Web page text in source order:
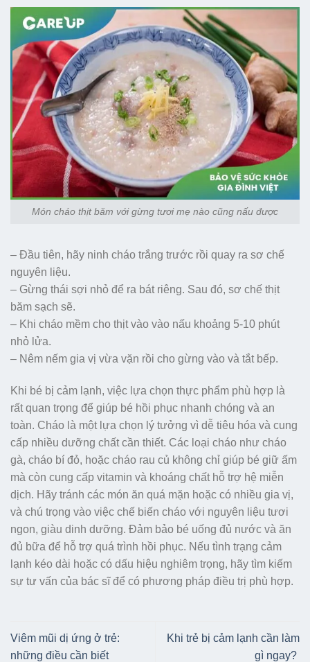
Món cháo thịt băm với gừng tươi mẹ nào cũng nấu được
– Đầu tiên, hãy ninh cháo trắng trước rồi quay ra sơ chế
nguyên liệu.
– Gừng thái sợi nhỏ để ra bát riêng. Sau đó, sơ chế thịt
băm sạch sẽ.
– Khi cháo mềm cho thịt vào vào nấu khoảng 5-10 phút
nhỏ lửa.
– Nêm nếm gia vị vừa vặn rồi cho gừng vào và tắt bếp.
Khi bé bị cảm lạnh, việc lựa chọn thực phẩm phù hợp là
rất quan trọng để giúp bé hồi phục nhanh chóng và an
toàn. Cháo là một lựa chọn lý tưởng vì dễ tiêu hóa và cung
cấp nhiều dưỡng chất cần thiết. Các loại cháo như cháo
gà, cháo bí đỏ, hoặc cháo rau củ không chỉ giúp bé giữ ấm
mà còn cung cấp vitamin và khoáng chất hỗ trợ hệ miễn
dịch. Hãy tránh các món ăn quá mặn hoặc có nhiều gia vị,
và chú trọng vào việc chế biến cháo với nguyên liệu tươi
ngon, giàu dinh dưỡng. Đảm bảo bé uống đủ nước và ăn
đủ bữa để hỗ trợ quá trình hồi phục. Nếu tình trạng cảm
lạnh kéo dài hoặc có dấu hiệu nghiêm trọng, hãy tìm kiếm
sự tư vấn của bác sĩ để có phương pháp điều trị phù hợp.
Viêm mũi dị ứng ở trẻ:
những điều cần biết
Khi trẻ bị cảm lạnh cần làm
gì ngay?